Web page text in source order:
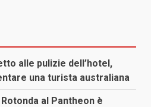
alle pulizie dell’hotel,
una turista australiana
al Pantheon è